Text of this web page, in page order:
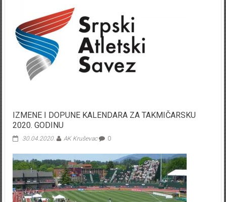
IZMENE I DOPUNE KALENDARA ZA TAKMIČARSKU
2020. GODINU
30.04.2020. AK Kruševac 0